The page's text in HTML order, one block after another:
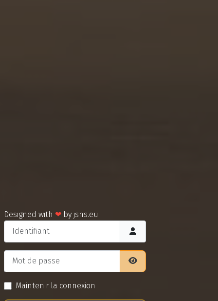
Designed with ❤ by jsns.eu
Identifiant
Mot de passe
Afficher le mot de
Maintenir la connexion